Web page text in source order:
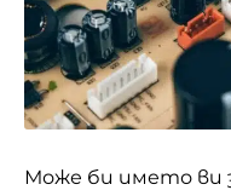
Може би името ви